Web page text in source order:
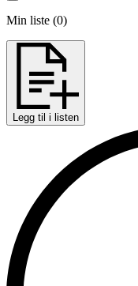
Min liste (0)
Legg til i listen